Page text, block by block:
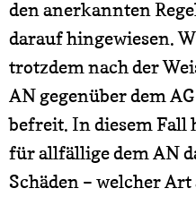
den anerkannten
darauf hingewiesen.
trotzdem nach der
AN gegenüber dem
befreit. In diesem Fall
für allfällige dem AN
Schäden – welcher